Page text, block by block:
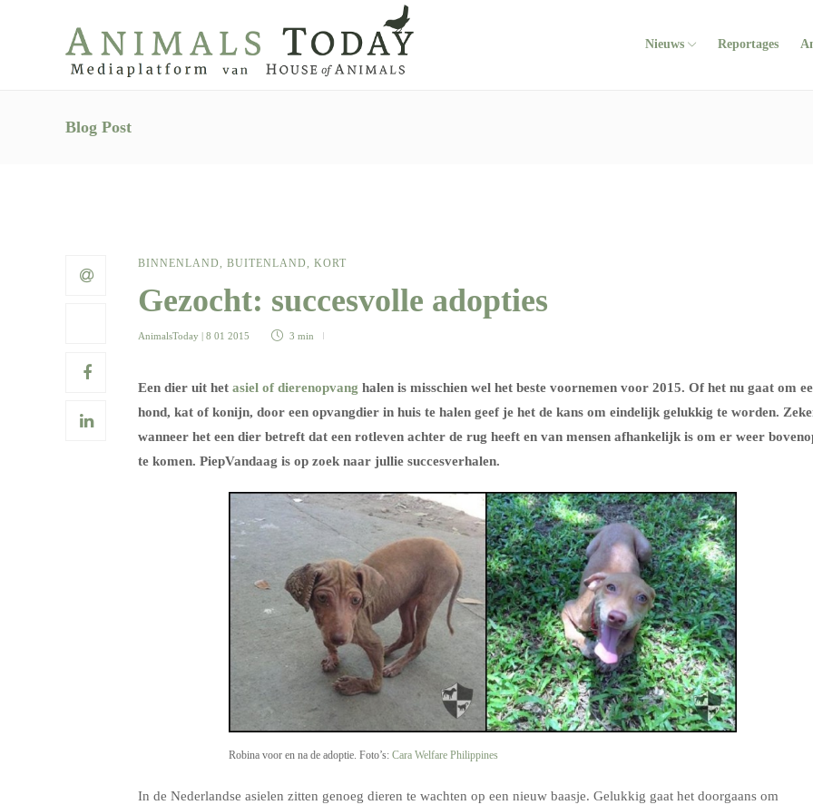
Nieuws Reportages
Blog Post
BINNENLAND, BUITENLAND, KORT
Gezocht: succesvolle adopties
AnimalsToday | 8 01 2015 3 min
Een dier uit het asiel of dierenopvang halen is misschien wel het beste voornemen voor 2015. Of het nu gaat om
hond, kat of konijn, door een opvangdier in huis te halen geef je het de kans om eindelijk gelukkig te worden.
wanneer het een dier betreft dat een rotleven achter de rug heeft en van mensen afhankelijk is om er weer
te komen. PiepVandaag is op zoek naar jullie succesverhalen.
Robina voor en na de adoptie. Foto’s: Cara Welfare Philippines
In de Nederlandse asielen zitten genoeg dieren te wachten op een nieuw baasje. Gelukkig gaat het doorgaans om